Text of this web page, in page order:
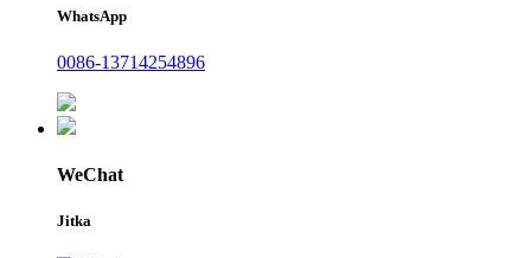
WhatsApp
0086-13714254896
WeChat
Jitka